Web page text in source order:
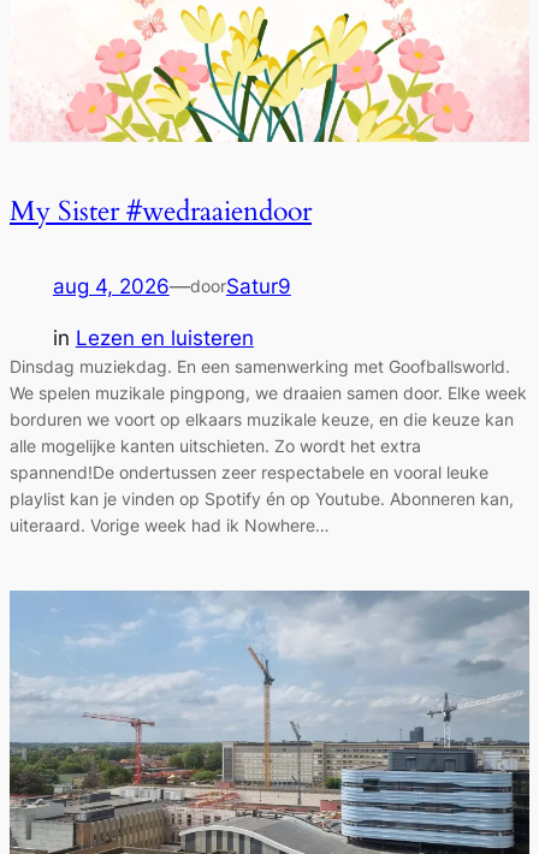
My Sister #wedraaiendoor
aug 4, 2026—doorSatur9
in Lezen en luisteren
Dinsdag muziekdag. En een samenwerking met Goofballsworld.
We spelen muzikale pingpong, we draaien samen door. Elke week
borduren we voort op elkaars muzikale keuze, en die keuze kan
alle mogelijke kanten uitschieten. Zo wordt het extra
spannend!De ondertussen zeer respectabele en vooral leuke
playlist kan je vinden op Spotify én op Youtube. Abonneren kan,
uiteraard. Vorige week had ik Nowhere…